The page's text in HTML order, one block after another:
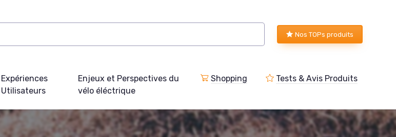
Nos TOPs produits
Expériences
Utilisateurs
Enjeux et Perspectives du
vélo éléctrique
Shopping Tests & Avis Produits